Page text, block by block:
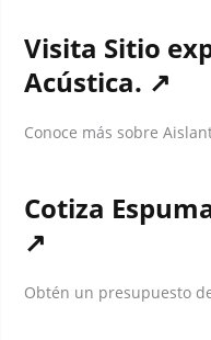
Visita Sitio
Acústica. ↗
Conoce más sobre
Cotiza
↗
Obtén un presupuesto